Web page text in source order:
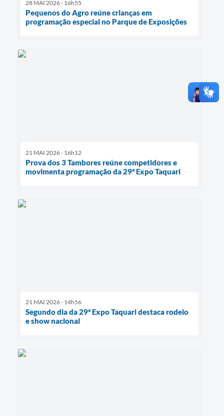
28 MAI 2026 - 16h55
Pequenos do Agro reúne crianças em
programação especial no Parque de Exposições
21 MAI 2026 - 16h12
Prova dos 3 Tambores reúne competidores e
movimenta programação da 29ª Expo Taquari
21 MAI 2026 - 14h56
Segundo dia da 29ª Expo Taquari destaca rodeio
e show nacional